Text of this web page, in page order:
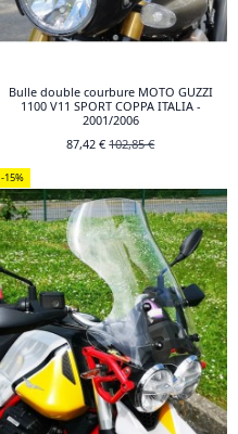
Bulle double courbure MOTO GUZZI
1100 V11 SPORT COPPA ITALIA -
2001/2006
87,42 €102,85 €
-15%